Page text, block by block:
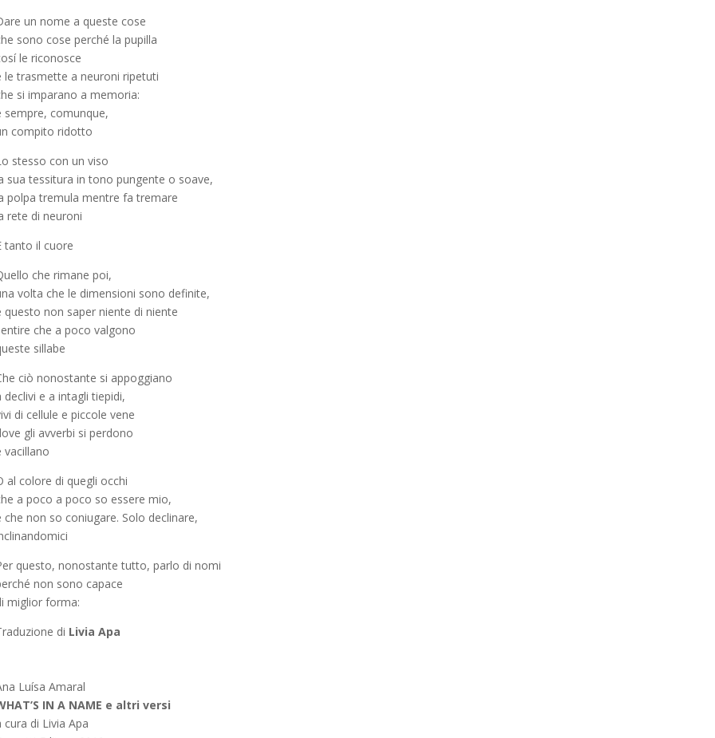
un nome a queste cose
sono cose perché la pupilla
le riconosce
le trasmette a neuroni ripetuti
si imparano a memoria:
sempre, comunque,
compito ridotto
stesso con un viso
sua tessitura in tono pungente o soave,
polpa tremula mentre fa tremare
rete di neuroni
tanto il cuore
che rimane poi,
volta che le dimensioni sono definite,
questo non saper niente di niente
che a poco valgono
sillabe
ciò nonostante si appoggiano
declivi e a intagli tiepidi,
di cellule e piccole vene
gli avverbi si perdono
vacillano
al colore di quegli occhi
a poco a poco so essere mio,
che non so coniugare. Solo declinare,
questo, nonostante tutto, parlo di nomi
non sono capace
miglior forma:
di Livia Apa
Luísa Amaral
IN A NAME e altri versi
cura di Livia Apa